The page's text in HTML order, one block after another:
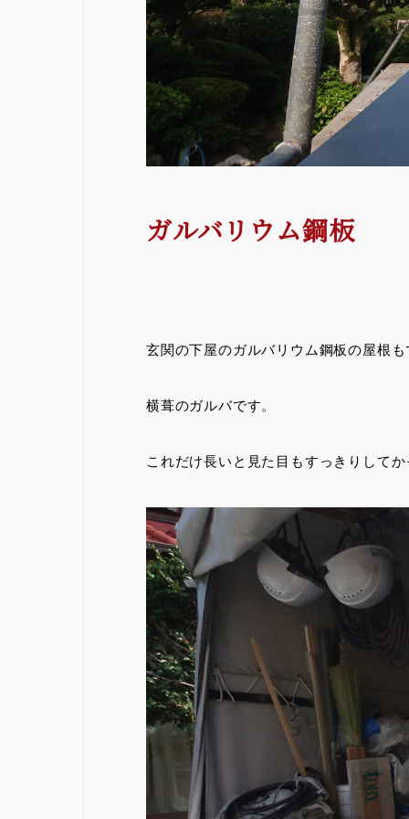
ガルバリウム鋼板
玄関の下屋のガルバリウム鋼板の屋根
横葺のガルバです。
これだけ長いと見た目もすっきりして